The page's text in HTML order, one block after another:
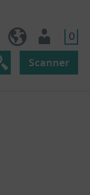
0
Scanner